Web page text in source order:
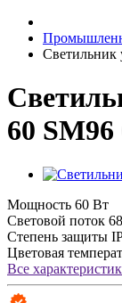
Светильник
60
Мощность 60 Вт
Световой поток
Степень защиты
Цветовая
Все